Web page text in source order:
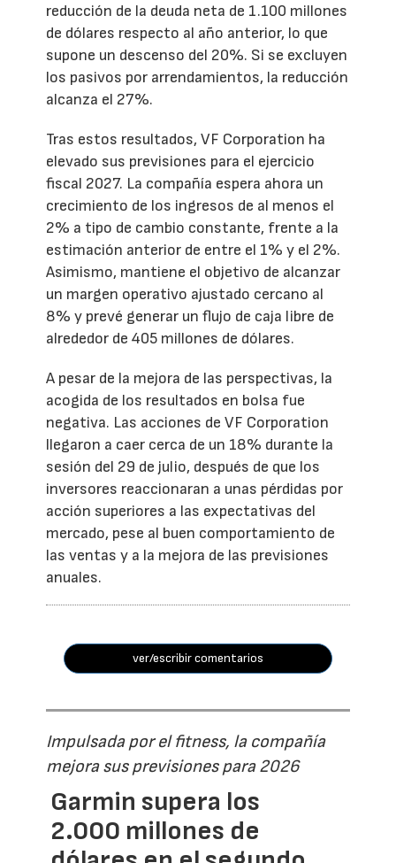
reducción de la deuda neta de 1.100 millones
de dólares respecto al año anterior, lo que
supone un descenso del 20%. Si se excluyen
los pasivos por arrendamientos, la reducción
alcanza el 27%.
Tras estos resultados, VF Corporation ha
elevado sus previsiones para el ejercicio
fiscal 2027. La compañía espera ahora un
crecimiento de los ingresos de al menos el
2% a tipo de cambio constante, frente a la
estimación anterior de entre el 1% y el 2%.
Asimismo, mantiene el objetivo de alcanzar
un margen operativo ajustado cercano al
8% y prevé generar un flujo de caja libre de
alrededor de 405 millones de dólares.
A pesar de la mejora de las perspectivas, la
acogida de los resultados en bolsa fue
negativa. Las acciones de VF Corporation
llegaron a caer cerca de un 18% durante la
sesión del 29 de julio, después de que los
inversores reaccionaran a unas pérdidas por
acción superiores a las expectativas del
mercado, pese al buen comportamiento de
las ventas y a la mejora de las previsiones
anuales.
ver/escribir comentarios
Impulsada por el fitness, la compañía
mejora sus previsiones para 2026
Garmin supera los
2.000 millones de